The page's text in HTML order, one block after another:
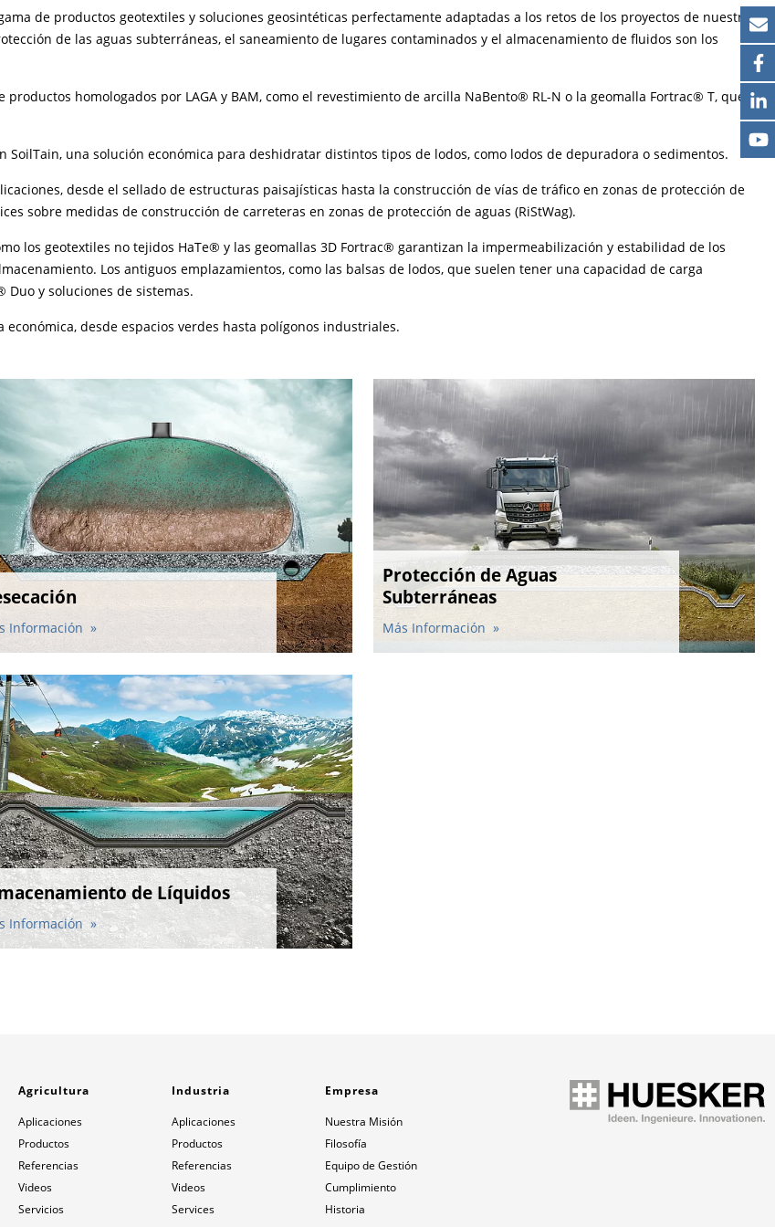
de productos geotextiles y soluciones geosintéticas perfectamente adaptadas a los retos de los proyectos de nuestros
de las aguas subterráneas, el saneamiento de lugares contaminados y el almacenamiento de fluidos son los
homologados por LAGA y BAM, como el revestimiento de arcilla NaBento® RL-N o la geomalla Fortrac® T, que
una solución económica para deshidratar distintos tipos de lodos, como lodos de depuradora o sedimentos.
desde el sellado de estructuras paisajísticas hasta la construcción de vías de tráfico en zonas de protección de
sobre medidas de construcción de carreteras en zonas de protección de aguas (RiStWag).
los geotextiles no tejidos HaTe® y las geomallas 3D Fortrac® garantizan la impermeabilización y estabilidad de los
Los antiguos emplazamientos, como las balsas de lodos, que suelen tener una capacidad de carga
y soluciones de sistemas.
desde espacios verdes hasta polígonos industriales.
Información
Protección de Aguas
Subterráneas
Más Información
de Líquidos
Información
Agricultura
Aplicaciones
Productos
Referencias
Videos
Servicios
Industria
Aplicaciones
Productos
Referencias
Videos
Services
Empresa
Nuestra Misión
Filosofía
Equipo de Gestión
Cumplimiento
Historia